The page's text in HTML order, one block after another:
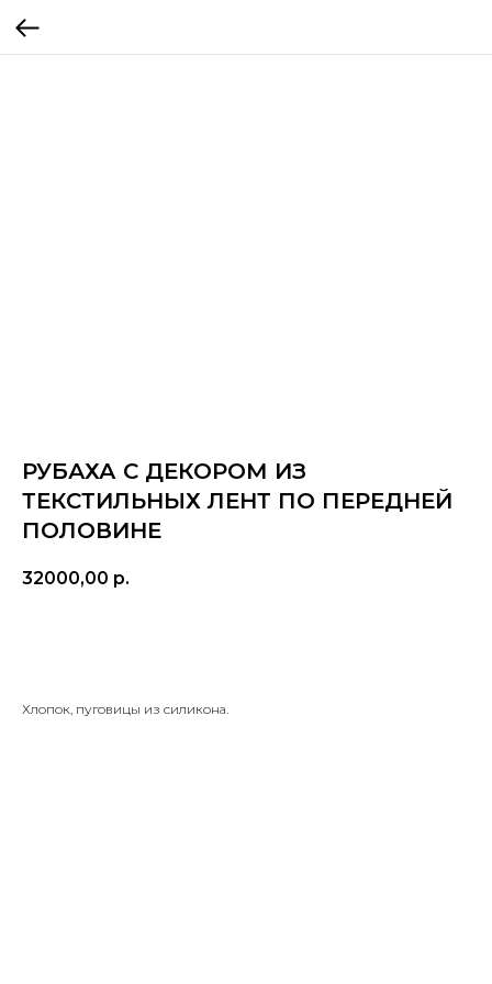
РУБАХА С ДЕКОРОМ ИЗ
ТЕКСТИЛЬНЫХ ЛЕНТ ПО ПЕРЕДНЕЙ
ПОЛОВИНЕ
32000,00 р.
Хлопок, пуговицы из силикона.